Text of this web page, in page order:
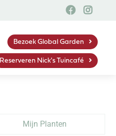
Bezoek Global Garden
Reserveren Nick's Tuincafé
Mijn Planten